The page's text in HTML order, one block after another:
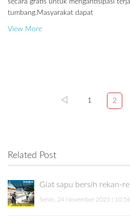
secara gratis untuk mengantisipasi
tumbang.Masyarakat dapat
View More
1 2
Related Post
Giat sapu bersih rekan-
Senin, 24 November 2025 |